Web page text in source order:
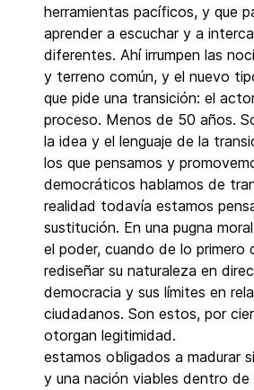
herramientas pacíficos, y que
aprender a escuchar y a
diferentes. Ahí irrumpen las
y terreno común, y el nuevo
que pide una transición: el
proceso. Menos de 50 años.
la idea y el lenguaje de la
los que pensamos y
democráticos hablamos de
realidad todavía estamos
sustitución. En una pugna
el poder, cuando de lo primero
rediseñar su naturaleza en
democracia y sus límites en
ciudadanos. Son estos, por
otorgan
estamos obligados a madurar
y una nación viables dentro de